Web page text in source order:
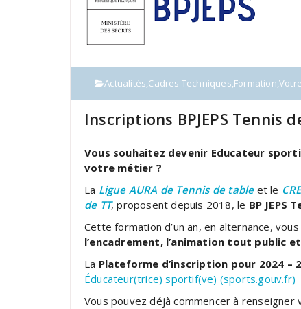
Actualités,Cadres Techniques,Formation,
Inscriptions BPJEPS Tennis
Vous souhaitez devenir Educateur
votre métier ?
La Ligue AURA de Tennis de tableet le
de TT, proposent depuis 2018, le BP JEPS
Cette formation d’un an, en alternance,
l’encadrement, l’animation tout public
La Plateforme d’inscription pour 2024 –
Éducateur(trice) sportif(ve) (sports.gouv.fr)
Vous pouvez déjà commencer à renseigner